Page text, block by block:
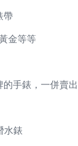
帶
金等等
手錶，一併賣出
水錶